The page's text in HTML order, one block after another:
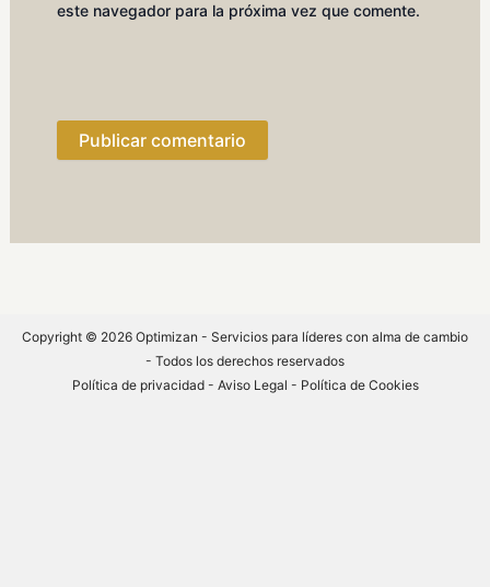
este navegador para la próxima vez que comente.
Copyright © 2026 Optimizan - Servicios para líderes con alma de cambio
- Todos los derechos reservados
Política de privacidad- Aviso Legal - Política de Cookies